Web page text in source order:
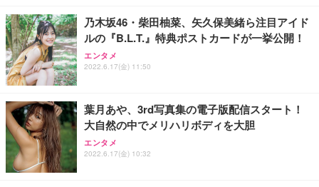
乃木坂46・柴田柚菜、矢久保美緒ら注目アイド
ルの『B.L.T.』特典ポストカードが一挙公開！
エンタメ
2022.6.17(金) 11:50
葉月あや、3rd写真集の電子版配信スタート！
大自然の中でメリハリボディを大胆
エンタメ
2022.6.17(金) 10:32